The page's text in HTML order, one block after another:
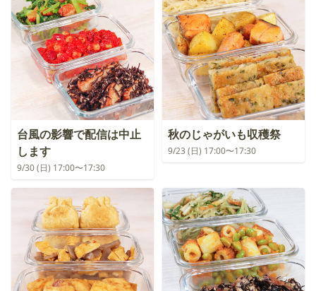
台風の影響で配信は中止
します
9/30 (日) 17:00〜17:30
秋のじゃがいも収穫祭
9/23 (日) 17:00〜17:30